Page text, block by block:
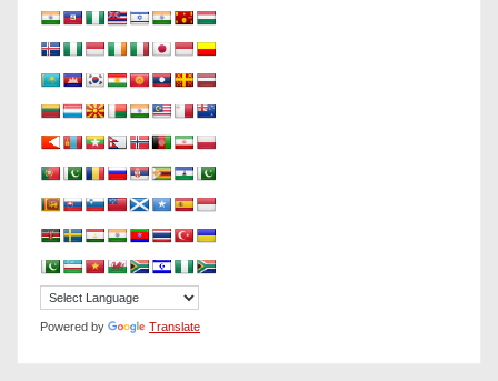
Powered by Translate